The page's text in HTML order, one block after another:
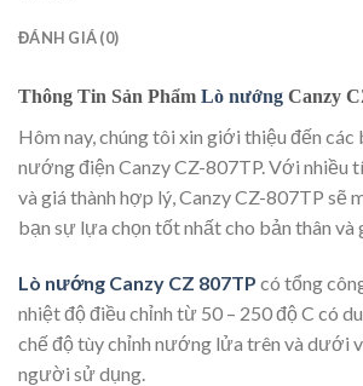
ĐÁNH GIÁ (0)
Thông Tin Sản Phẩm Lò nướng Canzy
Hôm nay, chúng tôi xin giới thiệu đến các
nướng điện Canzy CZ-807TP. Với nhiều
và giá thành hợp lý, Canzy CZ-807TP sẽ
bạn sự lựa chọn tốt nhất cho bản thân và
Lò nướng Canzy CZ 807TP có tổng
nhiệt độ điều chỉnh từ 50 – 250 độ C có
chế độ tùy chỉnh nướng lửa trên và dưới
người sử dụng.